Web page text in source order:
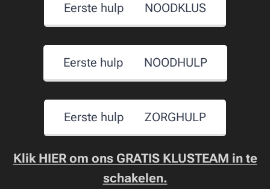
Eerste hulp 🆘 NOODKLUS
Eerste hulp 🆘 NOODHULP
Eerste hulp 🆘 ZORGHULP
Klik HIER om ons GRATIS KLUSTEAM in te
schakelen.